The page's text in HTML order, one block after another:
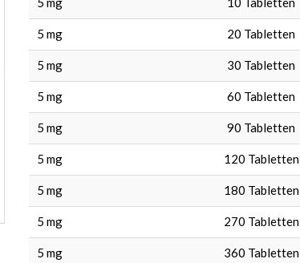
5 mg 20 Tabletten
5 mg 30 Tabletten
5 mg 60 Tabletten
5 mg 90 Tabletten
5 mg 120 Tabletten
5 mg 180 Tabletten
5 mg 270 Tabletten
5 mg 360 Tabletten